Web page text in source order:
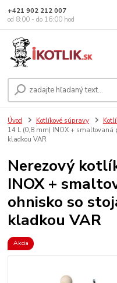
+421 902 212 007
od 8:00 - do 16:00 hod
Úvod Kotlíkové súpravy
14 L (0,8 mm) INOX + smaltovaná
kladkou VAR
Nerezový
INOX +
ohnisko so
kladkou VAR
Akcia